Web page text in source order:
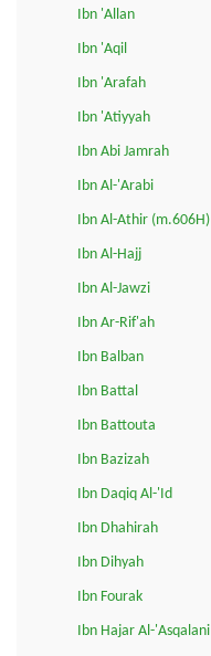
Ibn 'Allan
Ibn 'Aqil
Ibn 'Arafah
Ibn 'Atiyyah
Ibn Abi Jamrah
Ibn Al-'Arabi
Ibn Al-Athir (m.606H)
Ibn Al-Hajj
Ibn Al-Jawzi
Ibn Ar-Rif'ah
Ibn Balban
Ibn Battal
Ibn Battouta
Ibn Bazizah
Ibn Daqiq Al-'Id
Ibn Dhahirah
Ibn Dihyah
Ibn Fourak
Ibn Hajar Al-'Asqalani